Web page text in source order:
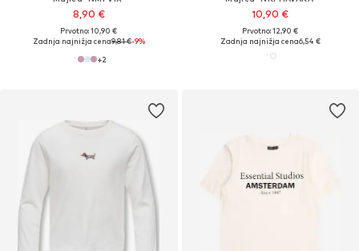
8,90 €
Prvotno: 10,90 €
Zadnja najnižja cena9,81 €-9%
+2
10,90 €
Prvotno: 12,90 €
Zadnja najnižja cena6,54 €